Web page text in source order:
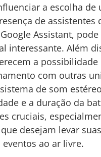
a escolha de
de assistentes
Assistant,
interessante. Além
a possibilidade
com outras
de som
e a duração da
cruciais,
desejam levar
ao ar livre.